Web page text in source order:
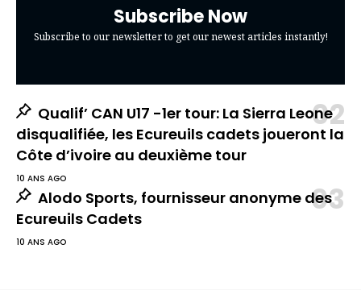
Subscribe Now
Subscribe to our newsletter to get our newest articles instantly!
Qualif’ CAN U17 -1er tour: La Sierra Leone
disqualifiée, les Ecureuils cadets joueront la
Côte d’ivoire au deuxième tour
10 ANS AGO
Alodo Sports, fournisseur anonyme des
Ecureuils Cadets
10 ANS AGO